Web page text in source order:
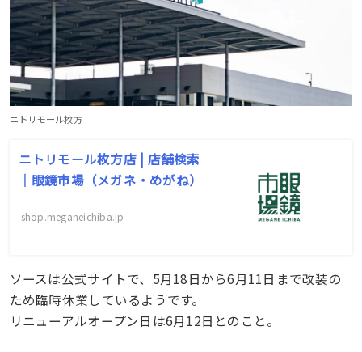
ニトリモール枚方
ニトリモール枚方店 | 店舗検索
｜眼鏡市場（メガネ・めがね）
shop.meganeichiba.jp
ソースは公式サイトで、5月18日から6月11日まで改装の
ため臨時休業しているようです。
リニューアルオープン日は6月12日とのこと。